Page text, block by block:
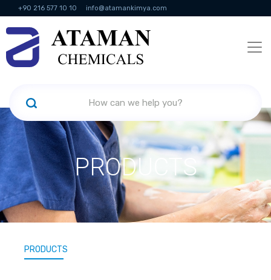
+90 216 577 10 10 info@atamankimya.com
KVKK Politikası Information Society Services
PRODUCTS
PRODUCTS